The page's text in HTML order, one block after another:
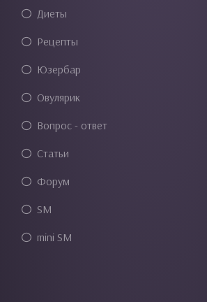
Диеты
Рецепты
Юзербар
Овулярик
Вопрос - ответ
Статьи
Форум
SM
mini SM